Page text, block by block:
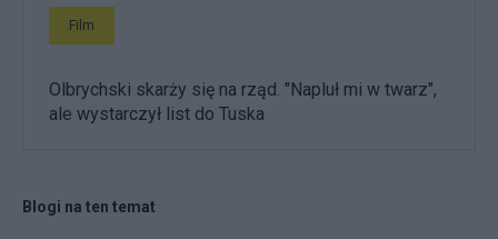
Film
Olbrychski skarży się na rząd. "Napluł mi w twarz",
ale wystarczył list do Tuska
Blogi na ten temat